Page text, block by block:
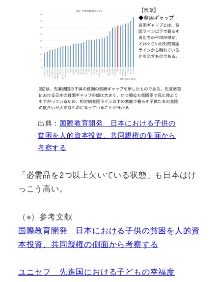
出典： 国際教育開発 日本における子供の
貧困を人的資本投資、共同親権の側面から
考察する
「必需品を2つ以上欠いている状態」も日本はけ
っこう高い。
（※）参考文献
国際教育開発 日本における子供の貧困を人的資
本投資、共同親権の側面から考察する
ユニセフ 先進国における子どもの幸福度